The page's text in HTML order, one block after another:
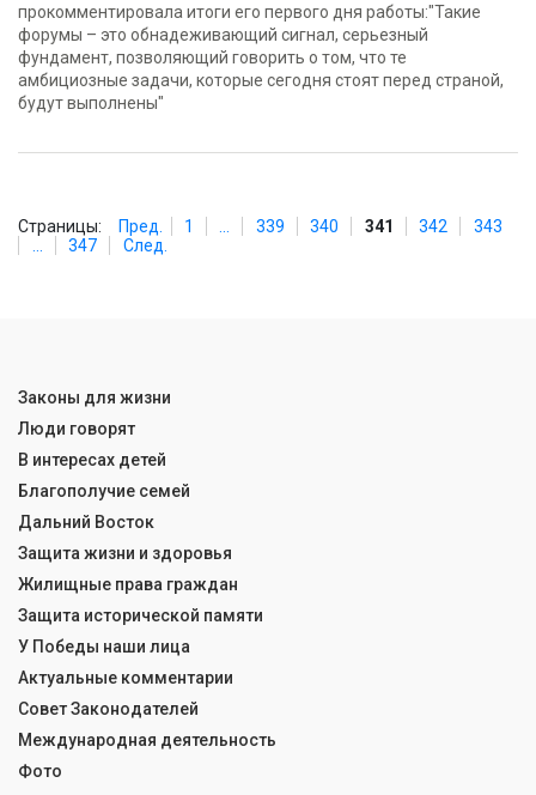
прокомментировала итоги его первого дня работы:"Такие
форумы – это обнадеживающий сигнал, серьезный
фундамент, позволяющий говорить о том, что те
амбициозные задачи, которые сегодня стоят перед страной,
будут выполнены"
Страницы: Пред. 1 339 340 341 342
343
347 След.
Законы для жизни
Люди говорят
В интересах детей
Благополучие семей
Дальний Восток
Защита жизни и здоровья
Жилищные права граждан
Защита исторической памяти
У Победы наши лица
Актуальные комментарии
Совет Законодателей
Международная деятельность
Фото